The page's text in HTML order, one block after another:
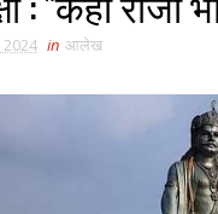
2024 in आलेख